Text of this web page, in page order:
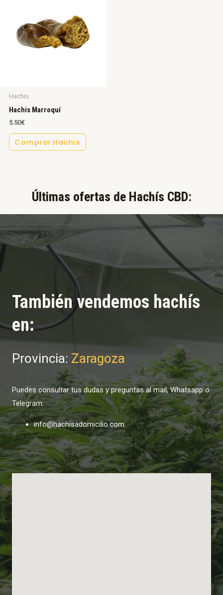
Hachis
Hachis Marroquí
5.50€
Comprar Hachis
Últimas ofertas de Hachís CBD:​
También vendemos hachís
en:
Provincia: Zaragoza
Puedes consultar tus dudas y preguntas al mail, Whatsapp o
Telegram:
info@hachisadomicilio.com